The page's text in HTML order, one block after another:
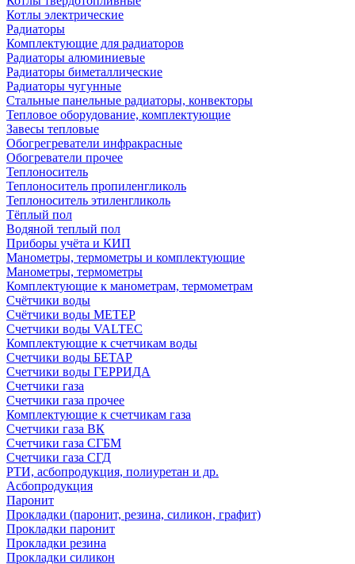
Котлы электрические
Радиаторы
Комплектующие для радиаторов
Радиаторы алюминиевые
Радиаторы биметаллические
Радиаторы чугунные
Стальные панельные радиаторы, конвекторы
Тепловое оборудование, комплектующие
Завесы тепловые
Обогрегреватели инфракрасные
Обогреватели прочее
Теплоноситель
Теплоноситель пропиленгликоль
Теплоноситель этиленгликоль
Тёплый пол
Водяной теплый пол
Приборы учёта и КИП
Манометры, термометры и комплектующие
Манометры, термометры
Комплектующие к манометрам, термометрам
Счётчики воды
Счётчики воды МЕТЕР
Счетчики воды VALTEC
Комплектующие к счетчикам воды
Счетчики воды БЕТАР
Счетчики воды ГЕРРИДА
Счетчики газа
Счетчики газа прочее
Комплектующие к счетчикам газа
Счетчики газа ВК
Счетчики газа СГБМ
Счетчики газа СГД
РТИ, асбопродукция, полиуретан и др.
Асбопродукция
Паронит
Прокладки (паронит, резина, силикон, графит)
Прокладки паронит
Прокладки резина
Прокладки силикон